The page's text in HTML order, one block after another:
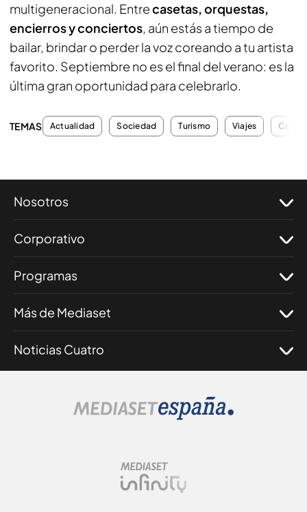
multigeneracional. Entrecasetas, orquestas,
encierros y conciertos, aún estás a tiempo de
bailar, brindar o perder la voz coreando a tu artista
favorito. Septiembre no es el final del verano: es la
última gran oportunidad para celebrarlo.
TEMAS Actualidad Sociedad Turismo Viajes
Nosotros
Corporativo
Programas
Más de Mediaset
Noticias Cuatro